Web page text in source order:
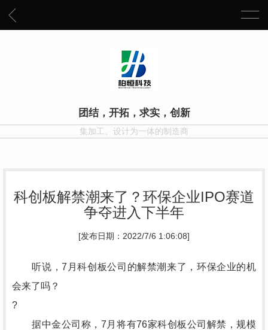
团结，开拓，求实，创新
集加工、设计为一体的制造商
科创板解禁潮来了？环保企业IPO赛道
争夺进入下半年
[发布日期：2022/7/6 1:06:08]
听说，7月科创板公司的解禁潮来了，环保企业的机
会来了吗？
?
据中金公司称，7月将有76家科创板公司解禁，规模